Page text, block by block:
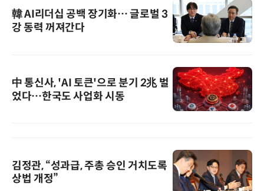
韓 AI리더십 공백 장기화… 글로벌 3
강 동력 꺼져간다
中 통신사, 'AI 토큰'으로 분기 2兆 벌
었다…한국도 사업화 시동
김정관, “성과급, 주총 승인 거치도록
상법 개정”